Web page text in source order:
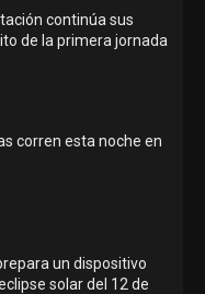
continúa sus
de la primera jornada
corren esta noche en
un dispositivo
solar del 12 de